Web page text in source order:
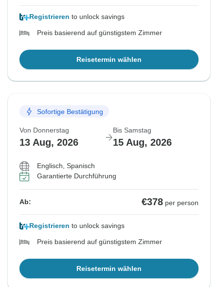
Registrieren to unlock savings
Preis basierend auf günstigstem Zimmer
Reisetermin wählen
Sofortige Bestätigung
Von Donnerstag
13 Aug, 2026
Bis Samstag
15 Aug, 2026
Englisch, Spanisch
Garantierte Durchführung
Ab: €378 per person
Registrieren to unlock savings
Preis basierend auf günstigstem Zimmer
Reisetermin wählen